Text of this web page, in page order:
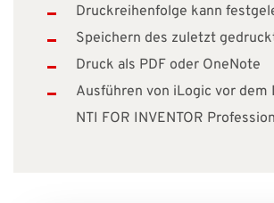
Druckreihenfolge kann
Speichern des zuletzt
Druck als PDF oder OneNote
Ausführen von iLogic vor dem
NTI FOR INVENTOR